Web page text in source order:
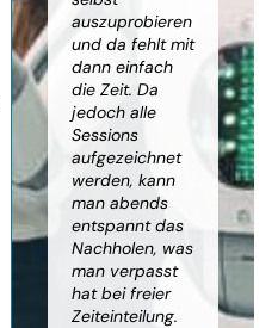
auszuprobieren
und da fehlt mit
dann einfach
die Zeit. Da
jedoch alle
Sessions
aufgezeichnet
werden, kann
man abends
entspannt das
Nachholen, was
man verpasst
hat bei freier
Zeiteinteilung.